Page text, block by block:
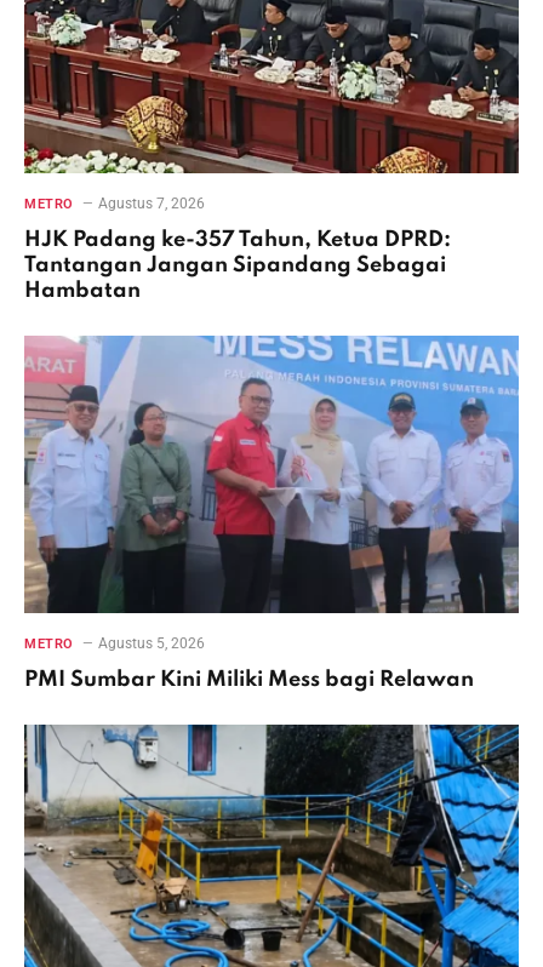
METRO Agustus 7, 2026
HJK Padang ke-357 Tahun, Ketua DPRD:
Tantangan Jangan Sipandang Sebagai
Hambatan
METRO Agustus 5, 2026
PMI Sumbar Kini Miliki Mess bagi Relawan